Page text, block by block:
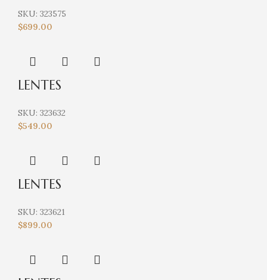
SKU: 323575
$699.00
LENTES
SKU: 323632
$549.00
LENTES
SKU: 323621
$899.00